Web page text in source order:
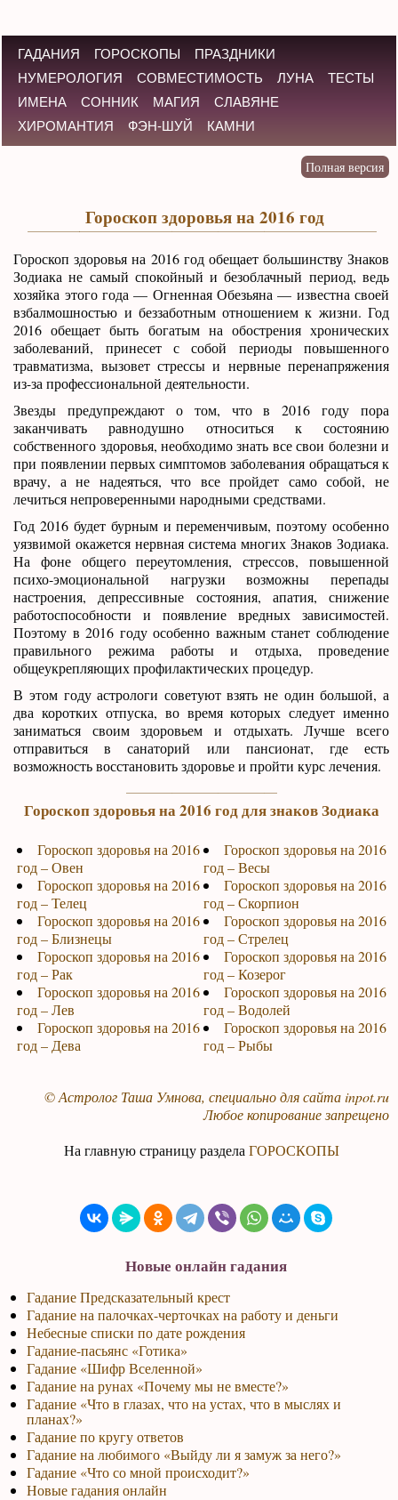
ГАДАНИЯ ГОРОСКОПЫ
ПРАЗДНИКИ
НУМЕРОЛОГИЯ
СОВМЕСТИМОСТЬ ЛУНА
ТЕСТЫ
ИМЕНА
СОННИК МАГИЯ
СЛАВЯНЕ
ХИРОМАНТИЯ
ФЭН-ШУЙ КАМНИ
Гороскоп здоровья на 2016 год
Гороскоп здоровья на 2016 год обещает большинству Знаков
Зодиака не самый спокойный и безоблачный период, ведь
хозяйка этого года — Огненная Обезьяна — известна своей
взбалмошностью и беззаботным отношением к жизни. Год
2016 обещает быть богатым на обострения хронических
заболеваний, принесет с собой периоды повышенного
травматизма, вызовет стрессы и нервные перенапряжения
из-за профессиональной деятельности.
Звезды предупреждают о том, что в 2016 году пора
заканчивать равнодушно относиться к состоянию
собственного здоровья, необходимо знать все свои болезни и
при появлении первых симптомов заболевания обращаться к
врачу, а не надеяться, что все пройдет само собой, не
лечиться непроверенными народными средствами.
Год 2016 будет бурным и переменчивым, поэтому особенно
уязвимой окажется нервная система многих Знаков Зодиака.
На фоне общего переутомления, стрессов, повышенной
психо-эмоциональной нагрузки возможны перепады
настроения, депрессивные состояния, апатия, снижение
работоспособности и появление вредных зависимостей.
Поэтому в 2016 году особенно важным станет соблюдение
правильного режима работы и отдыха, проведение
общеукрепляющих профилактических процедур.
В этом году астрологи советуют взять не один большой, а
два коротких отпуска, во время которых следует именно
заниматься своим здоровьем и отдыхать. Лучше всего
отправиться в санаторий или пансионат, где есть
возможность восстановить здоровье и пройти курс лечения.
Гороскоп здоровья на 2016 год для знаков Зодиака
Гороскоп здоровья на 2016
год – Овен
Гороскоп здоровья на 2016
год – Телец
Гороскоп здоровья на 2016
год – Близнецы
Гороскоп здоровья на 2016
год – Рак
Гороскоп здоровья на 2016
год – Лев
Гороскоп здоровья на 2016
год – Дева
Гороскоп здоровья на 2016
год – Весы
Гороскоп здоровья на 2016
год – Скорпион
Гороскоп здоровья на 2016
год – Стрелец
Гороскоп здоровья на 2016
год – Козерог
Гороскоп здоровья на 2016
год – Водолей
Гороскоп здоровья на 2016
год – Рыбы
© Астролог Таша Умнова, специально для сайтаinpot.ru
Любое копирование запрещено
На главную страницу раздела ГОРОСКОПЫ
Новые онлайн гадания
Гадание Предсказательный крест
Гадание на палочках-черточках на работу и деньги
Небесные списки по дате рождения
Гадание-пасьянс «Готика»
Гадание «Шифр Вселенной»
Гадание на рунах «Почему мы не вместе?»
Гадание «Что в глазах, что на устах, что в мыслях и
планах?»
Гадание по кругу ответов
Гадание на любимого «Выйду ли я замуж за него?»
Гадание «Что со мной происходит?»
Новые гадания онлайн